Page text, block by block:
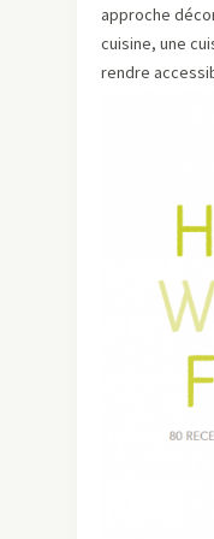
approche
cuisine, une
rendre